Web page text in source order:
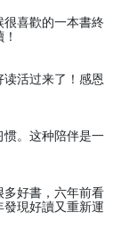
喜歡的一本書終
活过来了！感恩
惯。这种陪伴是一
多好書，六年前看
現好讀又重新運